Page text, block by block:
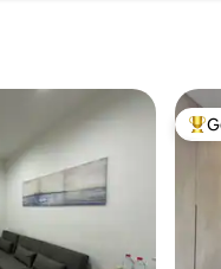
mit der U-
mit dem Auto,
von
13 Minuten
Taipeh
mit der U-
Xinyi